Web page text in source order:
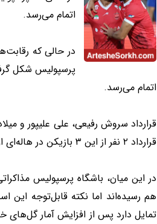
اتمام می‌رسد.
در حالی که
اتمام می‌رسد.
قرارداد سروش رفیعی، علی علیپور و
قرارداد ۲ نفر از این ۳ بازیکن در هاله‌ای از ابهام قرار دارد.
در این میان، باشگاه پرسپولیس
هم رسیده‌اند اما نکته قابل‌توجه این
تمایل دارد پس از افزایش آمار گل‌های